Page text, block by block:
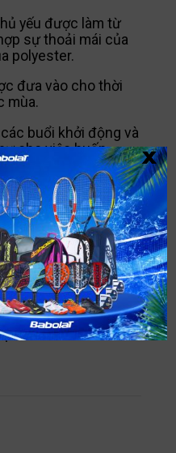
yếu được làm từ
sự thoải mái của
polyester.
đưa vào cho thời
mùa.
buổi khởi động và
cho việc huấn
Với in lụa ở
và tinh thần
x